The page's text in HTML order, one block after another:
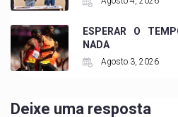
ESPERAR O
NADA
Agosto 3, 2026
Deixe uma resposta